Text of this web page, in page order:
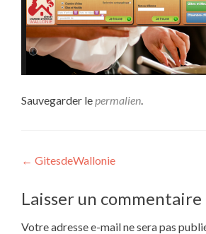
Sauvegarder lepermalien.
Navigation
de
l’article
← GitesdeWallonie
Laisser un commentaire
Votre adresse e-mail ne sera pas